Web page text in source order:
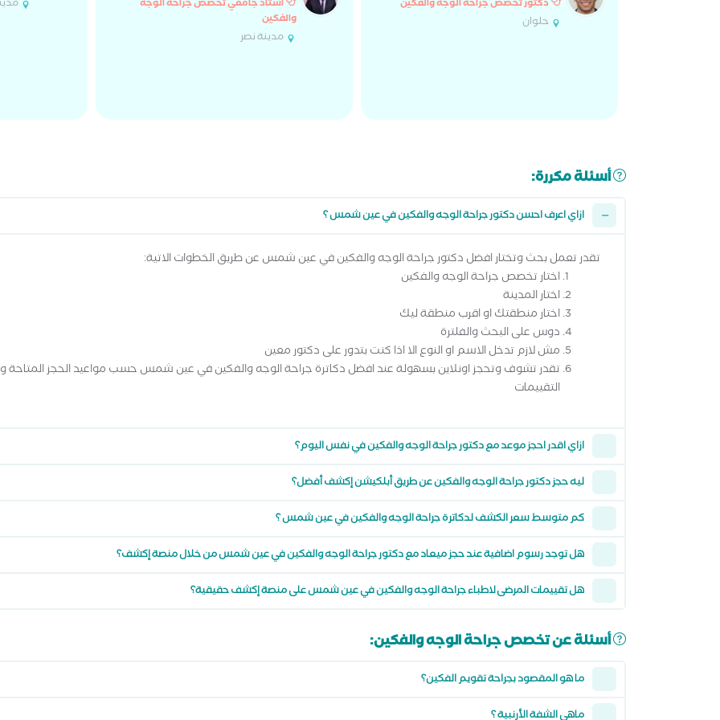
دكتور تخصص جراحة الوجه والفكين
حلوان
أستاذ جامعي تخصص جراحة الوجه
والفكين
مدينة نصر
أسئلة مكررة:
ازاي اعرف احسن دكتور جراحة الوجه والفكين في عين شمس ؟
تقدر تعمل بحث وتختار افضل دكتور جراحة الوجه والفكين في عين شمس عن طريق الخطوات الاتية:
اختار تخصص جراحة الوجه والفكين
اختار المدينة
اختار منطقتك او اقرب منطقة ليك
دوس على البحث والفلترة
مش لازم تدخل الاسم او النوع الا اذا كنت بتدور على دكتور معين
تقدر تشوف وتحجز اونلاين بسهولة عند افضل دكاترة جراحة الوجه والفكين في عين شمس حسب مواعيد الحجز
التقييمات
ازاي اقدر احجز موعد مع دكتور جراحة الوجه والفكين في نفس اليوم؟
ليه حجز دكتور جراحة الوجه والفكين عن طريق أبلكيشن إكشف أفضل؟
كم متوسط سعر الكشف لدكاترة جراحة الوجه والفكين في عين شمس ؟
هل توجد رسوم اضافية عند حجز ميعاد مع دكتور جراحة الوجه والفكين في عين شمس من خلال منصة إكشف؟
هل تقييمات المرضى لاطباء جراحة الوجه والفكين في عين شمس على منصة إكشف حقيقية؟
أسئلة عن تخصص جراحة الوجه والفكين:
ما هو المقصود بجراحة تقويم الفكين؟